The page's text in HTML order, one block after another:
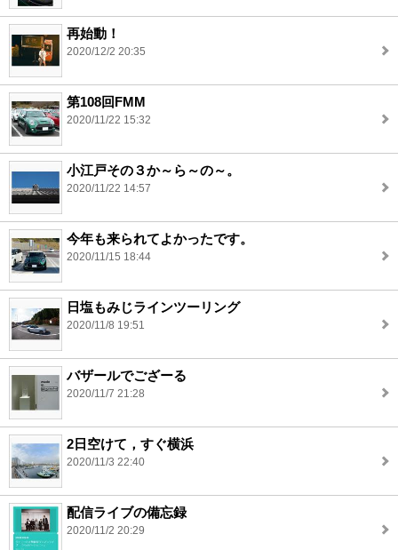
再始動！
2020/12/2 20:35
第108回FMM
2020/11/22 15:32
小江戸その３か～ら～の～。
2020/11/22 14:57
今年も来られてよかったです。
2020/11/15 18:44
日塩もみじラインツーリング
2020/11/8 19:51
バザールでござーる
2020/11/7 21:28
2日空けて，すぐ横浜
2020/11/3 22:40
配信ライブの備忘録
2020/11/2 20:29